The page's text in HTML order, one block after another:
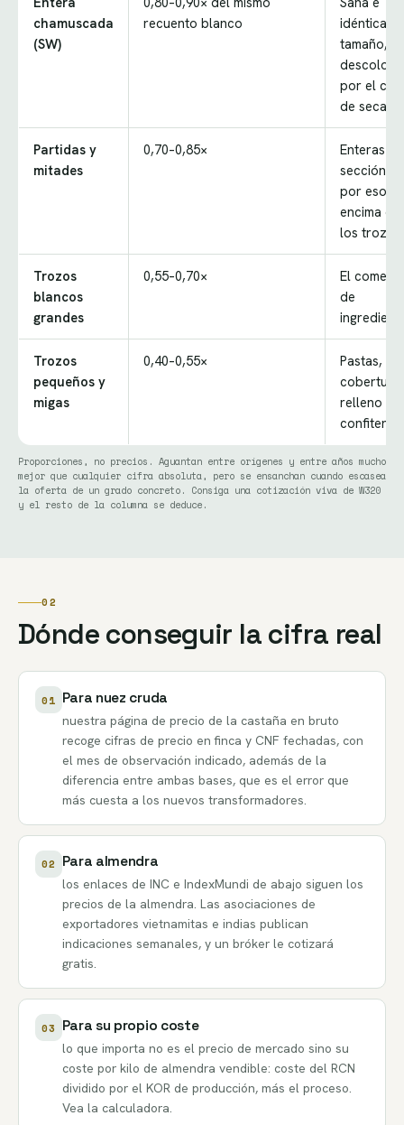
chamuscada
(SW)
recuento blanco
idéntica en
tamaño,
por el
de secado
Partidas y
mitades
0,70–0,85×
Enteras en
sección, y
por eso
encima de
los trozos
Trozos
blancos
grandes
0,55–0,70×
El
de
Trozos
pequeños y
migas
0,40–0,55×
Pastas,
relleno de
confitería
Proporciones, no precios. Aguantan entre orígenes y entre años mucho
mejor que cualquier cifra absoluta, pero se ensanchan cuando escasea
la oferta de un grado concreto. Consiga una cotización viva de W320
y el resto de la columna se deduce.
02
Dónde conseguir la cifra real
01 Para nuez cruda
nuestra página de precio de la castaña en bruto
recoge cifras de precio en finca y CNF fechadas, con
el mes de observación indicado, además de la
diferencia entre ambas bases, que es el error que
más cuesta a los nuevos transformadores.
02 Para almendra
los enlaces de INC e IndexMundi de abajo siguen los
precios de la almendra. Las asociaciones de
exportadores vietnamitas e indias publican
indicaciones semanales, y un bróker le cotizará
gratis.
03 Para su propio coste
lo que importa no es el precio de mercado sino su
coste por kilo de almendra vendible: coste del RCN
dividido por el KOR de producción, más el proceso.
Vea la calculadora.